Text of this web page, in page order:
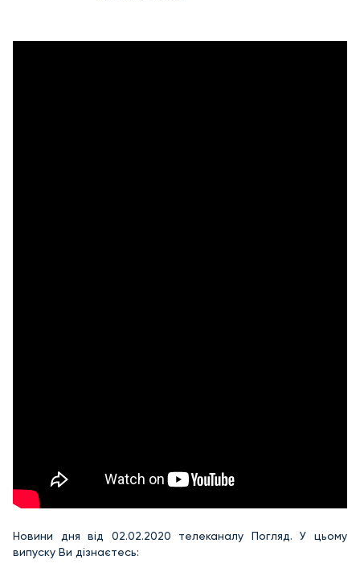
Новини дня від 02.02.2020 телеканалу Погляд. У цьому
випуску Ви дізнаєтесь: